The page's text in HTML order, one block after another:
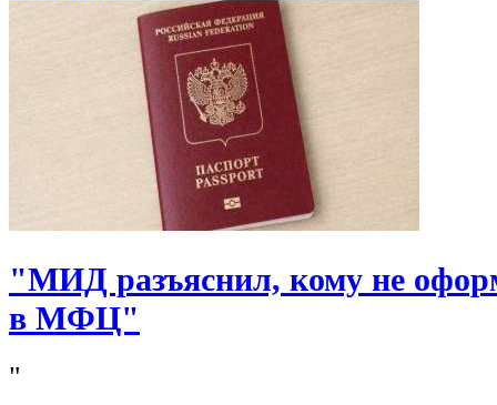
"МИД разъяснил, кому не
в МФЦ"
"